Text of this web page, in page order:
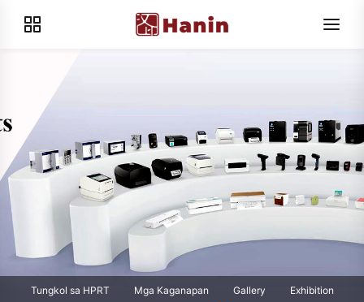
Tungkol sa HPRT Mga Kaganapan Gallery
Exhibition